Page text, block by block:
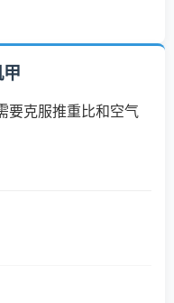
要克服推重比和空气